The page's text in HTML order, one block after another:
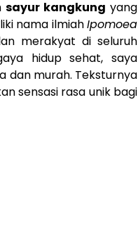
sayur kangkung yang
nama ilmiahIpomoea
merakyat di seluruh
hidup sehat, saya
dan murah. Teksturnya
sensasi rasa unik bagi